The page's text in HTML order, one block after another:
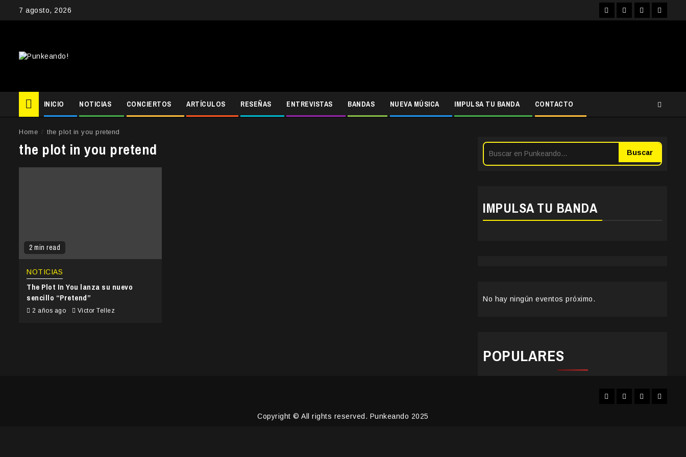
7 agosto, 2026 FacebookInstagram
YouTubeTwitter
INICIO NOTICIAS CONCIERTOS ARTÍCULOS RESEÑAS ENTREVISTAS BANDAS NUEVA MÚSICA IMPULSA TU BANDA CONTACTO
Home the plot in you pretend
the plot in you pretend
2 min read
NOTICIAS
The Plot In You lanza su nuevo
sencillo “Pretend”
2 años ago Victor Tellez
Buscar
IMPULSA TU BANDA
No hay ningún eventos próximo.
POPULARES
FacebookInstagram
YouTubeTwitter
Copyright © All rights reserved. Punkeando 2025